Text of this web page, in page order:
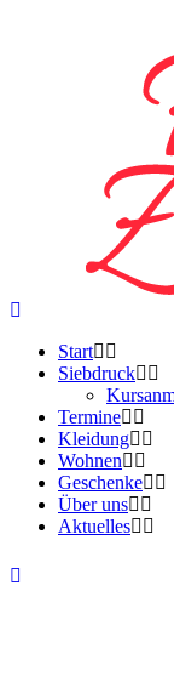
Start
Siebdruck
Termine
Kleidung
Wohnen
Geschenke
Über uns
Aktuelles